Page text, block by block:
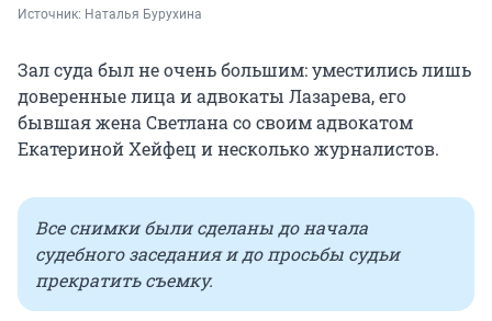
Источник: Наталья Бурухина
Зал суда был не очень большим: уместились лишь
доверенные лица и адвокаты Лазарева, его
бывшая жена Светлана со своим адвокатом
Екатериной Хейфец и несколько журналистов.
Все снимки были сделаны до начала
судебного заседания и до просьбы судьи
прекратить съемку.